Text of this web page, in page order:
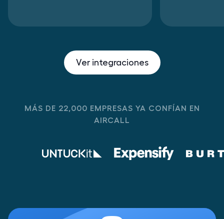
Ver integraciones
MÁS DE 22,000 EMPRESAS YA CONFÍAN EN
AIRCALL